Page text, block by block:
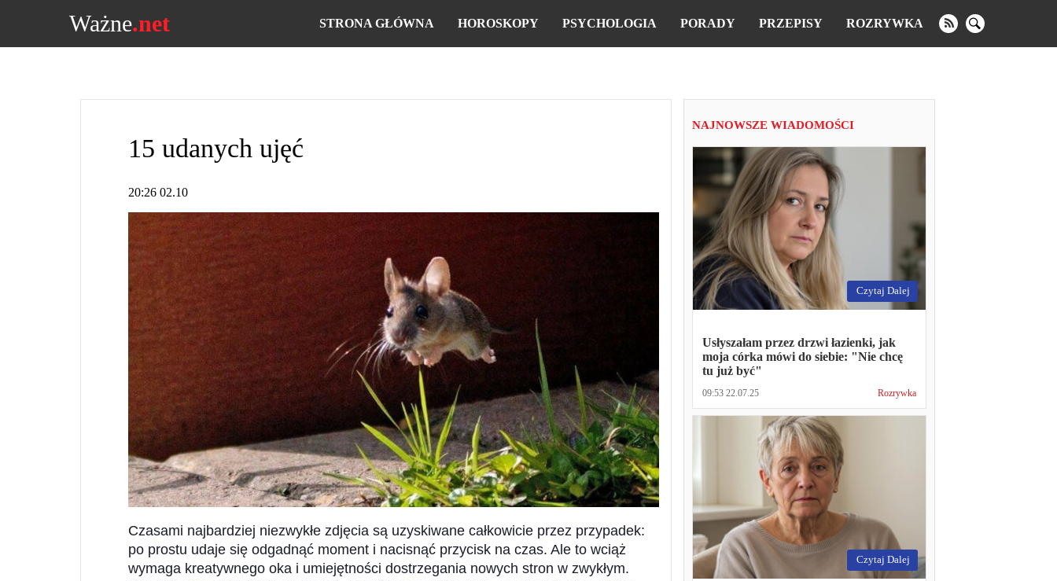
Ważne.net STRONA GŁÓWNA HOROSKOPY PSYCHOLOGIA PORADY PRZEPISY ROZRYWKA
15 udanych ujęć
20:26 02.10
Czasami najbardziej niezwykłe zdjęcia są uzyskiwane całkowicie przez przypadek:
po prostu udaje się odgadnąć moment i nacisnąć przycisk na czas. Ale to wciąż
wymaga kreatywnego oka i umiejętności dostrzegania nowych stron w zwykłym.
NAJNOWSZE WIADOMOŚCI
Czytaj Dalej
Usłyszałam przez drzwi łazienki, jak
moja córka mówi do siebie: "Nie chcę
tu już być"
09:53 22.07.25 Rozrywka
Czytaj Dalej